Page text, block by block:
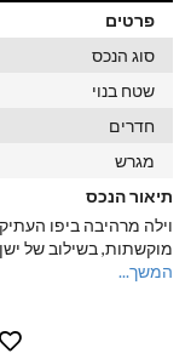
פרטים
סוג הנכס
שטח בנוי
חדרים
מגרש
תיאור הנכס
וילה מרהיבה ביפו
מוקשתות, בשילוב של ישן
המשך...